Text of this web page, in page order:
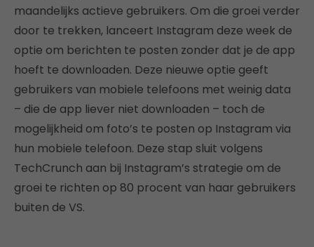
maandelijks actieve gebruikers. Om die groei verder
door te trekken, lanceert Instagram deze week de
optie om berichten te posten zonder dat je de app
hoeft te downloaden. Deze nieuwe optie geeft
gebruikers van mobiele telefoons met weinig data
– die de app liever niet downloaden – toch de
mogelijkheid om foto’s te posten op Instagram via
hun mobiele telefoon. Deze stap sluit volgens
TechCrunch aan bij Instagram’s strategie om de
groei te richten op 80 procent van haar gebruikers
buiten de VS.